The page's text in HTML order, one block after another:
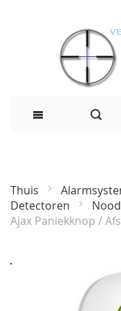
Thuis
Detectoren
Ajax Paniekknop /
naar